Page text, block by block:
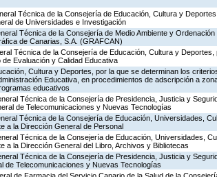
Técnica de la Consejería de Educación, Cultura y
de Universidades e Investigación
Técnica de la Consejería de Medio Ambiente y
de Canarias, S.A. (GRAFCAN)
Técnica de la Consejería de Educación, Cultura y
Evaluación y Calidad Educativa
Cultura y Deportes, por la que se determinan los
Educativa, en procedimientos de adscripción a
educativos
Técnica de la Consejería de Presidencia, Justicia y
de Telecomunicaciones y Nuevas Tecnologías
Técnica de la Consejería de Educación, Universidades,
a la Dirección General de Personal
Técnica de la Consejería de Educación, Universidades,
a la Dirección General del Libro, Archivos y Bibliotecas
Técnica de la Consejería de Presidencia, Justicia y
de Telecomunicaciones y Nuevas Tecnologías